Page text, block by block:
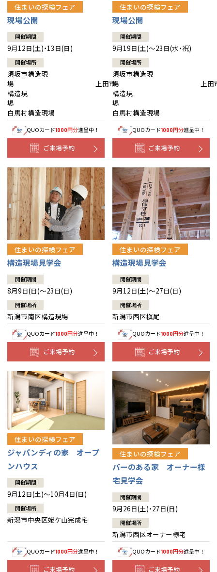
住まいの探検フェア
現場公開
開催期間
9月12日(土)・13日(日)
開催場所
須坂市構造現
場 上田市
構造現
場
白馬村構造現場
QUOカード1000円分進呈中！
ご来場予約
住まいの探検フェア
現場公開
開催期間
9月19日(土)～23日(水・祝)
開催場所
須坂市構造現
場 上田
構造現
白馬村構造現場
QUOカード1000円分進呈中！
ご来場予約
住まいの探検フェア
構造現場見学会
開催期間
8月9日(日)～23日(日)
開催場所
新潟市南区構造現場
QUOカード1000円分進呈中！
ご来場予約
住まいの探検フェア
構造現場見学会
開催期間
9月12日(土)～27日(日)
開催場所
新潟市西区槇尾
QUOカード1000円分進呈中！
ご来場予約
住まいの探検フェア
ジャパンディの家 オープ
ンハウス
開催期間
9月12日(土)～10月4日(日)
開催場所
新潟市中央区姥ケ山完成宅
QUOカード1000円分進呈中！
ご来場予約
住まいの探検フェア
バーのある家 オーナー様
宅見学会
開催期間
9月26日(土)・27日(日)
開催場所
新潟市西区オーナー様宅
QUOカード1000円分進呈中！
ご来場予約